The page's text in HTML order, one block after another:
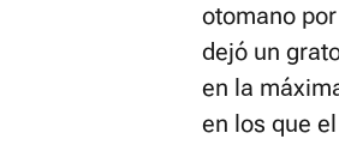
otomano
dejó un
en la
en los que